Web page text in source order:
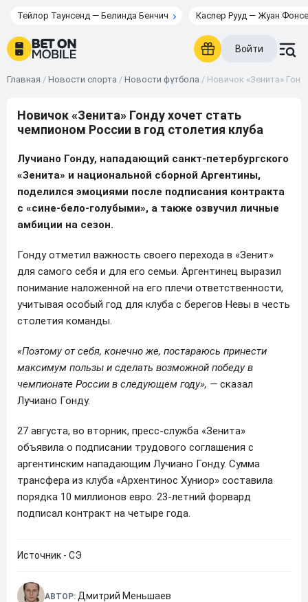
Тейлор Таунсенд — Белинда Бенчич Каспер Рууд — Жуан
Войти
Главная / Новости спорта / Новости футбола / Новичок «Зенита»
Новичок «Зенита» Гонду хочет стать
чемпионом России в год столетия клуба
Лучиано Гонду, нападающий санкт-петербургского
«Зенита» и национальной сборной Аргентины,
поделился эмоциями после подписания контракта
с «cине-бело-голубыми», а также озвучил личные
амбиции на сезон.
Гонду отметил важность своего перехода в «Зенит»
для самого себя и для его семьи. Аргентинец выразил
понимание наложенной на его плечи ответственности,
учитывая особый год для клуба с берегов Невы в честь
столетия команды.
«Поэтому от себя, конечно же, постараюсь принести
максимум пользы и сделать возможной победу в
чемпионате России в следующем году», — сказал
Лучиано Гонду.
27 августа, во вторник, пресс-служба «Зенита»
объявила о подписании трудового соглашения с
аргентинским нападающим Лучиано Гонду. Сумма
трансфера из клуба «Архентинос Хуниор» составила
порядка 10 миллионов евро. 23-летний форвард
подписал контракт на четыре года.
Источник - СЭ
АВТОР: Дмитрий Меньшаев